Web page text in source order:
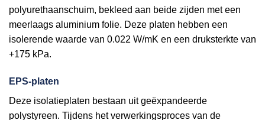
polyurethaanschuim, bekleed aan beide zijden met een
meerlaags aluminium folie. Deze platen hebben een
isolerende waarde van 0.022 W/mK en een druksterkte van
+175 kPa.
EPS-platen
Deze isolatieplaten bestaan uit geëxpandeerde
polystyreen. Tijdens het verwerkingsproces van de